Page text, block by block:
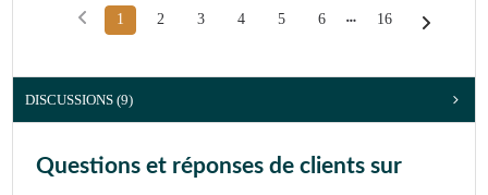
1 2 3 4 5 6 16
DISCUSSIONS (9)
Questions et réponses de clients sur